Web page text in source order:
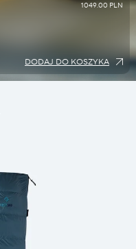
1049.00 PLN
DODAJ DO KOSZYKA